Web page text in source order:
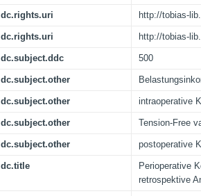
dc.rights.uri http://tobias-
dc.rights.uri http://tobias-
dc.subject.ddc 500
dc.subject.other
dc.subject.other intraoperative
dc.subject.other Tension-Free
dc.subject.other postoperative
dc.title
Perioperative
retrospektive